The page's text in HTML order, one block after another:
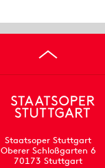
Staatsoper Stuttgart
Oberer Schloßgarten 6
70173 Stuttgart